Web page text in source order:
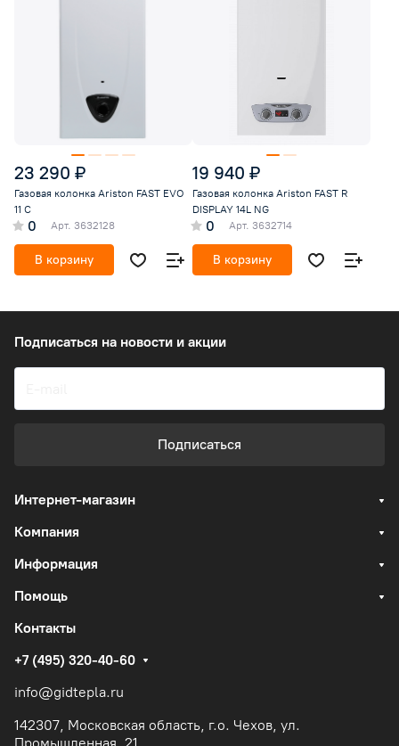
23 290 ₽
Газовая колонка Ariston FAST EVO
11 С
0 Арт. 3632128
В корзину
19 940 ₽
Газовая колонка Ariston FAST R
DISPLAY 14L NG
0 Арт. 3632714
В корзину
Подписаться на новости и акции
Подписаться
Интернет-магазин
Компания
Информация
Помощь
Контакты
+7 (495) 320-40-60
info@gidtepla.ru
142307, Московская область, г.о. Чехов, ул.